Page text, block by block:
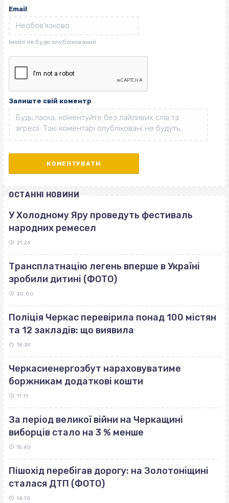
Email
Залиште свій коментр
ОСТАННІ НОВИНИ
У Холодному Яру проведуть фестиваль
народних ремесел
21:26
Трансплатнацію легень вперше в Україні
зробили дитині (ФОТО)
20:00
Поліція Черкас перевірила понад 100 містян
та 12 закладів: що виявила
18:39
Черкасиенергозбут нараховуватиме
боржникам додаткові кошти
17:11
За період великої війни на Черкащині
виборців стало на 3 % менше
15:40
Пішохід перебігав дорогу: на Золотоніщині
сталася ДТП (ФОТО)
14:10